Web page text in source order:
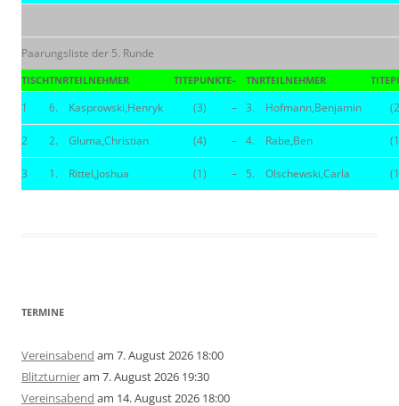
Paarungsliste der 5. Runde
TISCHTNRTEILNEHMER TITEPUNKTE– TNRTEILNEHMER TITE
1 6. Kasprowski,Henryk (3) – 3. Hofmann,Benjamin
2 2. Gluma,Christian (4) – 4. Rabe,Ben
3 1. Rittel,Joshua (1) – 5. Olschewski,Carla
TERMINE
Vereinsabend am 7. August 2026 18:00
Blitzturnieram 7. August 2026 19:30
Vereinsabend am 14. August 2026 18:00